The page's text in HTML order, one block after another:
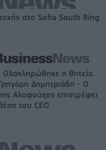
στο Sofia South Ring
Ολοκληρώθηκε η θητεία
Δημητριάδη - Ο
Αλαφούζος επιστρέφει
του CEO